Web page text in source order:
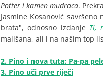
Potter i kamen mudraca.
Jasmine Kosanović
brata", odnosno izdanje Ti,
mališana, ali i na našim top
2. Pino i nova tuta: Pa-pa
3. Pino uči prve riječi